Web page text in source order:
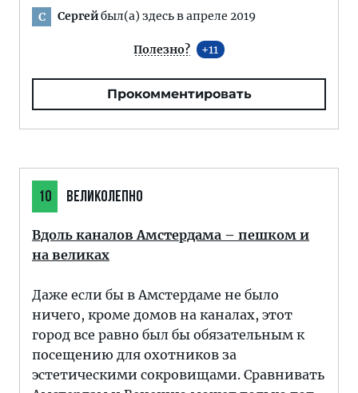
С Сергейбыл(а) здесь в апреле 2019
Полезно? 11
Прокомментировать
10 ВЕЛИКОЛЕПНО
Вдоль каналов Амстердама – пешком и
на великах
Даже если бы в Амстердаме не было
ничего, кроме домов на каналах, этот
город все равно был бы обязательным к
посещению для охотников за
эстетическими сокровищами. Сравнивать